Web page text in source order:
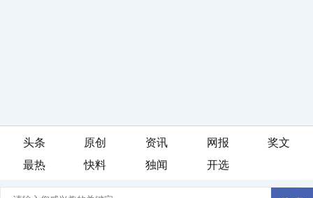
头条 原创 资讯 网报
奖文
最热
快料 独闻 开选